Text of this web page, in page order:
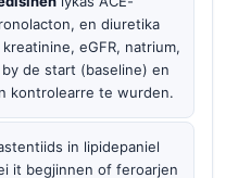
en diuretika
eGFR, natrium,
de start (baseline) en
kontrolearre te wurden.
in lipidepaniel
it begjinnen of feroarjen